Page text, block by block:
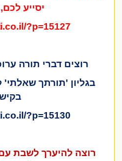
יסייע לכם,
?p=15127
רוצים דברי תורה
בגליון 'תורתך שאלתי'
בקישור
?p=15130
רוצה להיערך לשבת עם